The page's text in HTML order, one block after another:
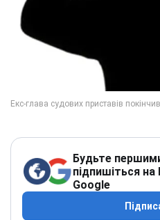
Будьте
підпишіться
Google